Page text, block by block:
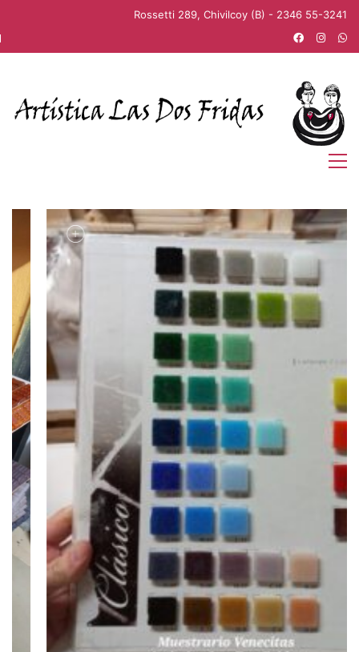
Rossetti 289, Chivilcoy (B) - 2346 55-3241